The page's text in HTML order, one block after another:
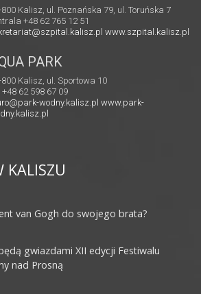
800 Kalisz, ul. Poznańska 79, ul. Toruńska 7
+48 62 765 12 51
www.szpital.kalisz.pl
PARK
800 Kalisz, ul. Sportowa 10
+48 62 598 67 09
wodny.kalisz.pl www.park-
KALISZU
van Gogh do swojego brata?
gwiazdami XII edycji Festiwalu
nad Prosną